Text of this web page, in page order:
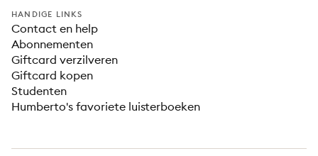
HANDIGE LINKS
Contact en help
Abonnementen
Giftcard verzilveren
Giftcard kopen
Studenten
Humberto's favoriete luisterboeken